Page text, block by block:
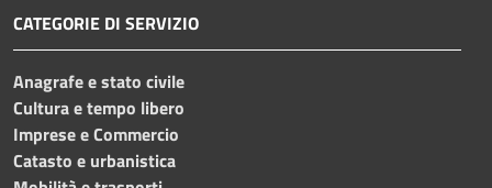
CATEGORIE DI SERVIZIO
Anagrafe e stato civile
Cultura e tempo libero
Imprese e Commercio
Catasto e urbanistica